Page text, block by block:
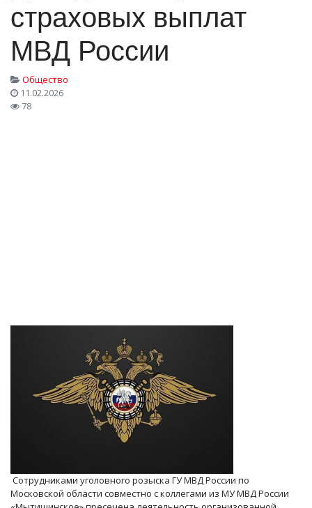
страховых выплат
МВД России
Общество
11.02.2026
78
Сотрудниками уголовного розыска ГУ МВД России по
Московской области совместно с коллегами из МУ МВД России